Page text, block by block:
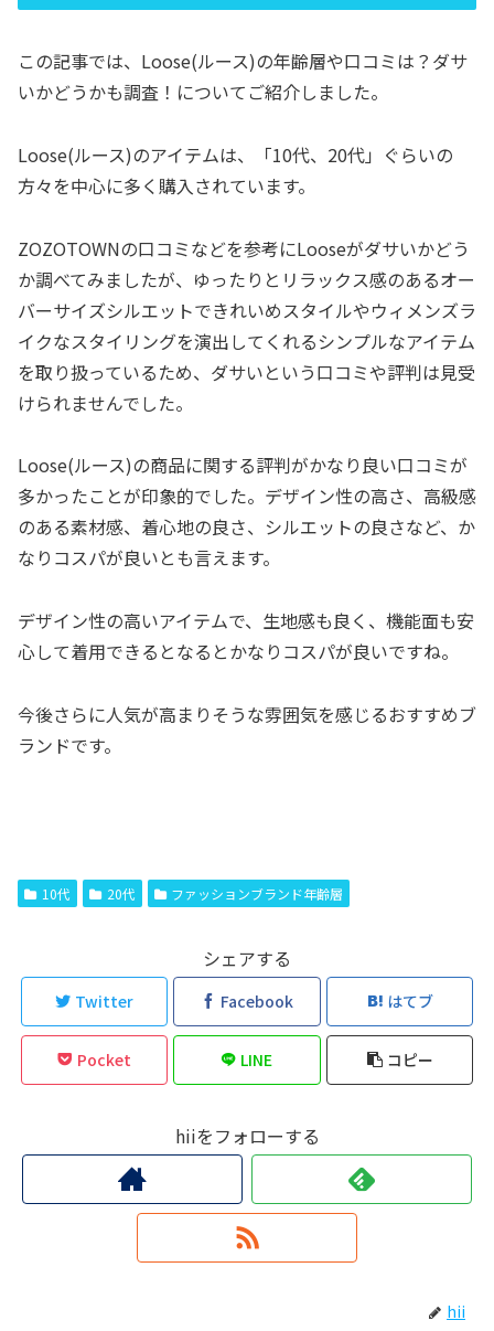
この記事では、Loose(ルース)の年齢層や口コミは？ダサ
いかどうかも調査！についてご紹介しました。
Loose(ルース)のアイテムは、「10代、20代」ぐらいの
方々を中心に多く購入されています。
ZOZOTOWNの口コミなどを参考にLooseがダサいかどう
か調べてみましたが、ゆったりとリラックス感のあるオー
バーサイズシルエットできれいめスタイルやウィメンズラ
イクなスタイリングを演出してくれるシンプルなアイテム
を取り扱っているため、ダサいという口コミや評判は見受
けられませんでした。
Loose(ルース)の商品に関する評判がかなり良い口コミが
多かったことが印象的でした。デザイン性の高さ、高級感
のある素材感、着心地の良さ、シルエットの良さなど、か
なりコスパが良いとも言えます。
デザイン性の高いアイテムで、生地感も良く、機能面も安
心して着用できるとなるとかなりコスパが良いですね。
今後さらに人気が高まりそうな雰囲気を感じるおすすめブ
ランドです。
10代 20代 ファッションブランド年齢層
シェアする
Twitter Facebook はてブ
Pocket LINE コピー
hiiをフォローする
hii